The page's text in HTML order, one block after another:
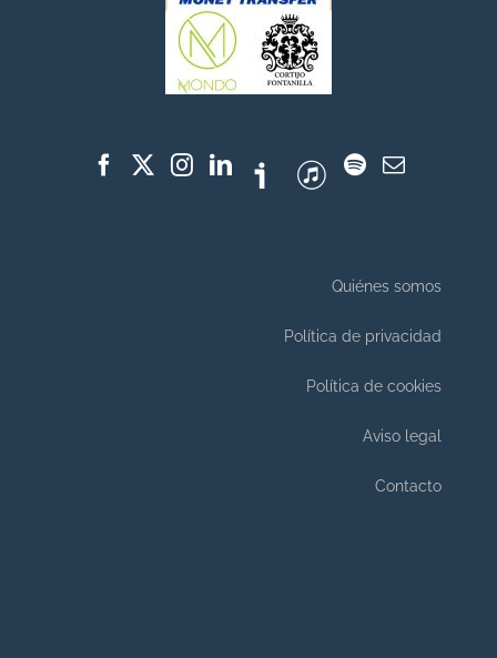
Quiénes somos
Política de privacidad
Política de cookies
Aviso legal
Contacto